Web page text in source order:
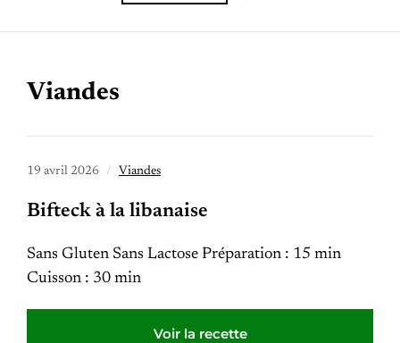
Viandes
19 avril 2026 Viandes
Bifteck à la libanaise
Sans Gluten Sans Lactose Préparation : 15 min
Cuisson : 30 min
Voir la recette